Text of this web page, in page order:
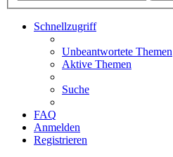
Schnellzugriff
Unbeantwortete Themen
Aktive Themen
Suche
FAQ
Anmelden
Registrieren